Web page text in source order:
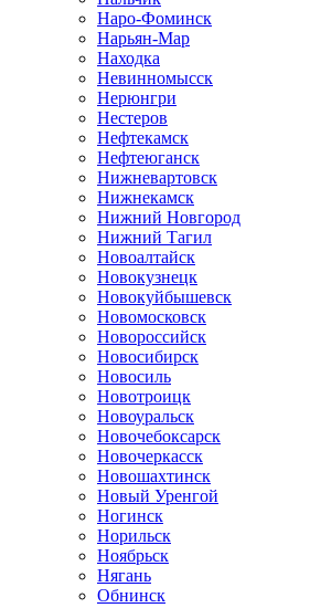
Наро-Фоминск
Нарьян-Мар
Находка
Невинномысск
Нерюнгри
Нестеров
Нефтекамск
Нефтеюганск
Нижневартовск
Нижнекамск
Нижний Новгород
Нижний Тагил
Новоалтайск
Новокузнецк
Новокуйбышевск
Новомосковск
Новороссийск
Новосибирск
Новосиль
Новотроицк
Новоуральск
Новочебоксарск
Новочеркасск
Новошахтинск
Новый Уренгой
Ногинск
Норильск
Ноябрьск
Нягань
Обнинск